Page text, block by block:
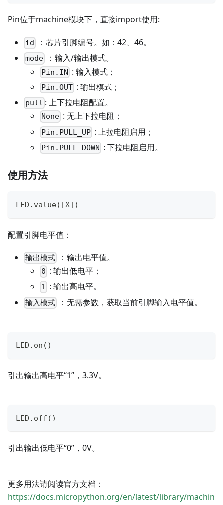
Pin位于machine模块下，直接import使用:
id ：芯片引脚编号。如：42、46。
mode ：输入/输出模式。
Pin.IN : 输入模式；
Pin.OUT : 输出模式；
pull : 上下拉电阻配置。
None : 无上下拉电阻；
Pin.PULL_UP : 上拉电阻启用；
Pin.PULL_DOWN : 下拉电阻启用。
使用方法
LED . value( [X] )
配置引脚电平值：
输出模式 ：输出电平值。
0 : 输出低电平；
1 : 输出高电平。
输入模式 ：无需参数，获取当前引脚输入电平值。
LED . on ( )
引出输出高电平“1”，3.3V。
LED . off ( )
引出输出低电平“0”，0V。
更多用法请阅读官方文档：
https://docs.micropython.org/en/latest/library/machin